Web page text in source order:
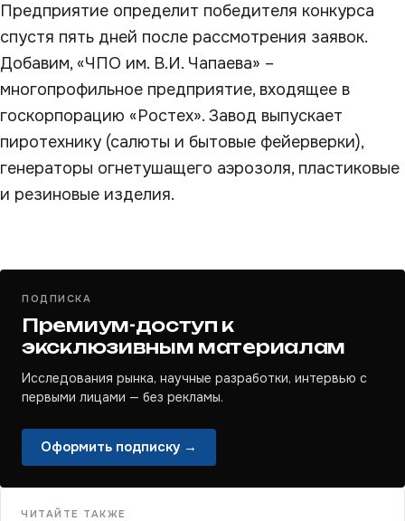
Предприятие определит победителя конкурса
спустя пять дней после рассмотрения заявок.
Добавим, «ЧПО им. В.И. Чапаева» –
многопрофильное предприятие, входящее в
госкорпорацию «Ростех». Завод выпускает
пиротехнику (салюты и бытовые фейерверки),
генераторы огнетушащего аэрозоля, пластиковые
и резиновые изделия.
ПОДПИСКА
Премиум-доступ к
эксклюзивным материалам
Исследования рынка, научные разработки, интервью с
первыми лицами — без рекламы.
Оформить подписку →
ЧИТАЙТЕ ТАКЖЕ